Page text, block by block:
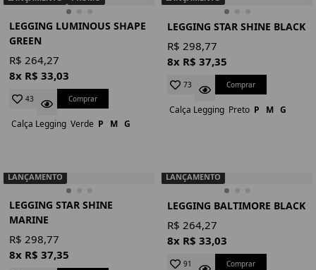
LEGGING LUMINOUS SHAPE
GREEN
R$ 264,27
8x R$ 33,03
43 Comprar
Calça Legging Verde P M G
LEGGING STAR SHINE BLACK
R$ 298,77
8x R$ 37,35
73 Comprar
Calça Legging Preto P M G
LANÇAMENTO
LEGGING STAR SHINE
MARINE
R$ 298,77
8x R$ 37,35
LANÇAMENTO
LEGGING BALTIMORE BLACK
R$ 264,27
8x R$ 33,03
91 Comprar